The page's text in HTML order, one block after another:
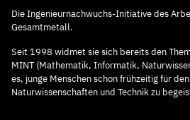
Die Ingenieurnachwuchs-Initiative des
Gesamtmetall.
Seit 1998 widmet sie sich bereits den
MINT (Mathematik, Informatik,
es, junge Menschen schon frühzeitig für
Naturwissenschaften und Technik zu